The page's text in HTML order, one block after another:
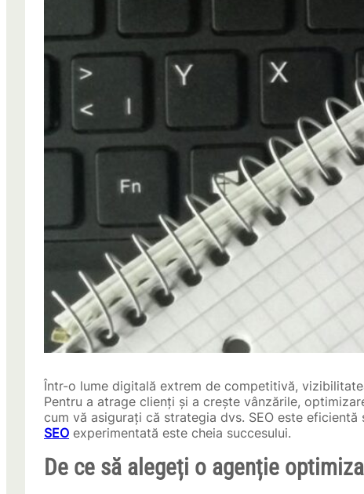
Într-o lume digitală extrem de competitivă,
Pentru a atrage clienți și a crește vânzările,
cum vă asigurați că strategia dvs. SEO este
SEO experimentată este cheia succesului.
De ce să alegeți o agenție